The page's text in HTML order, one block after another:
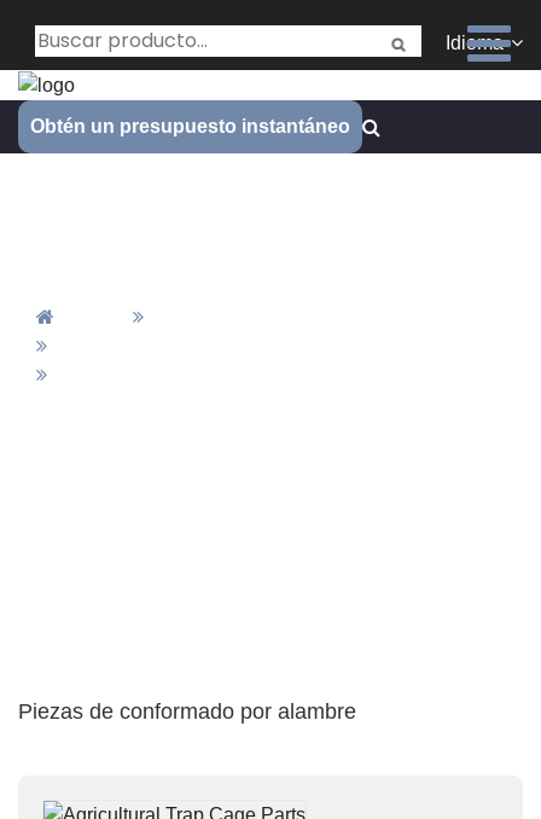
Idioma
Obtén un presupuesto instantáneo
Piezas de conformado por alambre